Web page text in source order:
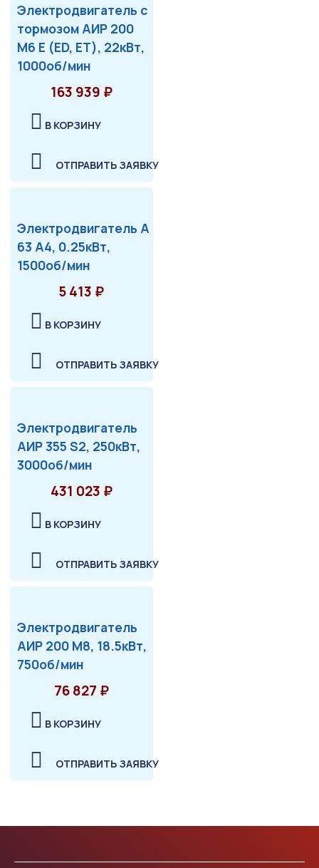
Электродвигатель с
тормозом АИР 200
М6 Е (ED, ET), 22кВт,
1000об/мин
163 939 ₽
В КОРЗИНУ
ОТПРАВИТЬ ЗАЯВКУ
Электродвигатель А
63 А4, 0.25кВт,
1500об/мин
5 413 ₽
В КОРЗИНУ
ОТПРАВИТЬ ЗАЯВКУ
Электродвигатель
АИР 355 S2, 250кВт,
3000об/мин
431 023 ₽
В КОРЗИНУ
ОТПРАВИТЬ ЗАЯВКУ
Электродвигатель
АИР 200 М8, 18.5кВт,
750об/мин
76 827 ₽
В КОРЗИНУ
ОТПРАВИТЬ ЗАЯВКУ